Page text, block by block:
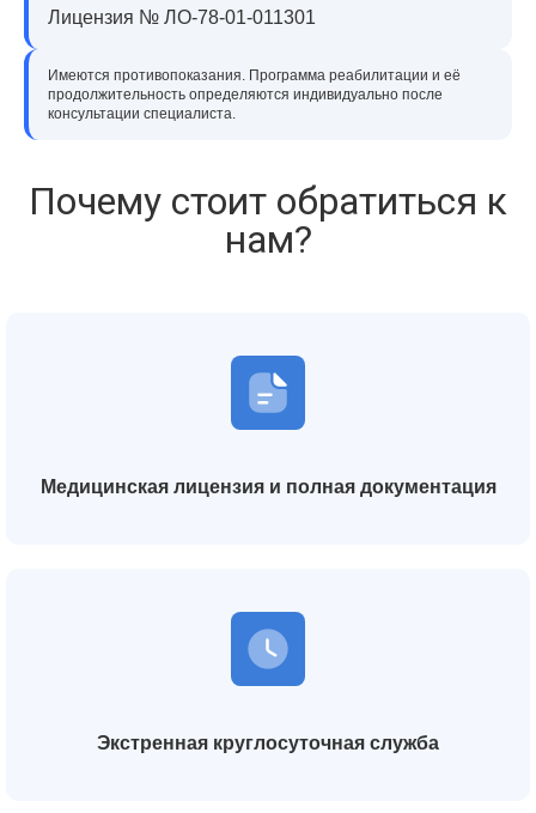
Лицензия № ЛО-78-01-011301
Имеются противопоказания. Программа реабилитации и её
продолжительность определяются индивидуально после
консультации специалиста.
Почему стоит обратиться к
нам?
Медицинская лицензия и полная документация
Экстренная круглосуточная служба